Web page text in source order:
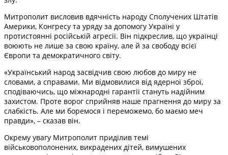
Митрополит висловив вдячність народу Сполучених Штатів
Америки, Конгресу та уряду за допомогу Україні у
протистоянні російській агресії. Він підкреслив, що українці
воюють не лише за свою країну, але й за свободу всієї
Європи та демократичного світу.
«Український народ засвідчив свою любов до миру не
словами, а справами. Ми відмовилися від ядерної зброї,
сподіваючись, що міжнародні гарантії стануть надійним
захистом. Проте ворог сприйняв наше прагнення до миру за
слабкість. Але ми боремося і переможемо, бо маємо меч
правди», – сказав він.
Окрему увагу Митрополит приділив темі
військовополонених, викрадених дітей, вимушених